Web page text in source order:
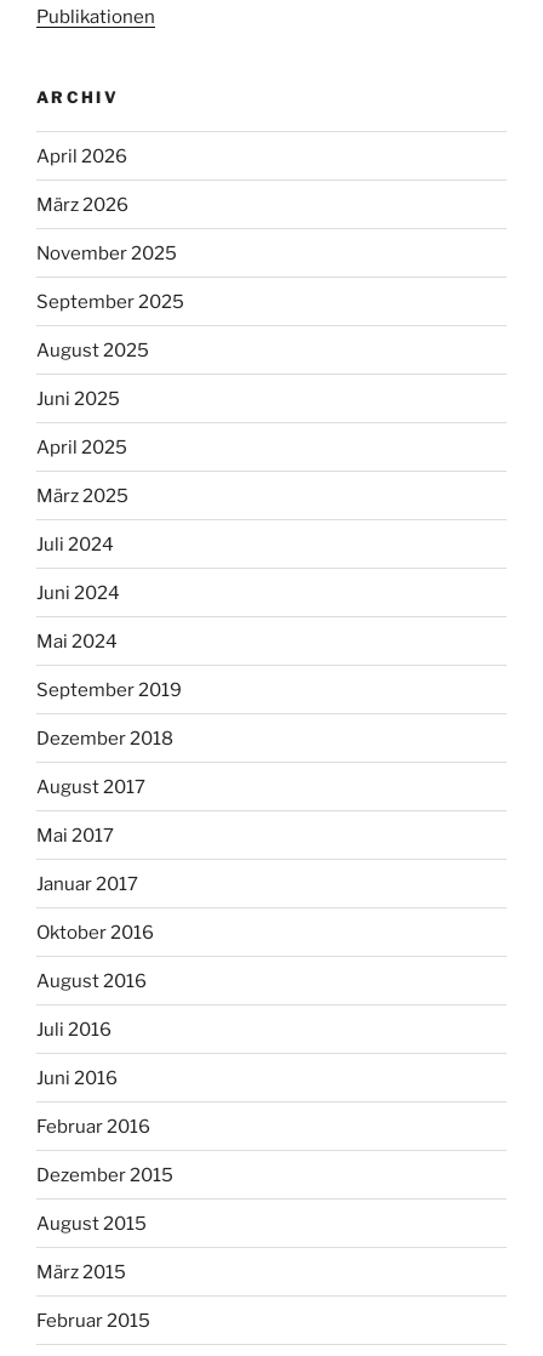
Publikationen
ARCHIV
April 2026
März 2026
November 2025
September 2025
August 2025
Juni 2025
April 2025
März 2025
Juli 2024
Juni 2024
Mai 2024
September 2019
Dezember 2018
August 2017
Mai 2017
Januar 2017
Oktober 2016
August 2016
Juli 2016
Juni 2016
Februar 2016
Dezember 2015
August 2015
März 2015
Februar 2015